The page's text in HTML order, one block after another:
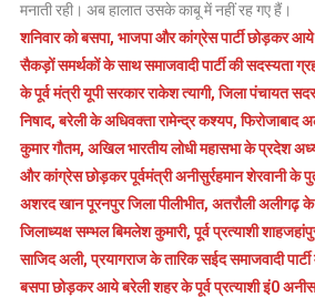
मनाती रही। अब हालात उसके काबू में नहीं रह गए हैं।
शनिवार को बसपा, भाजपा और कांग्रेस पार्टी छोड़कर
सैकड़ों समर्थकों के साथ समाजवादी पार्टी की सदस्यता
के पूर्व मंत्री यूपी सरकार राकेश त्यागी, जिला पंचायत
निषाद, बरेली के अधिवक्ता रामेन्द्र कश्यप,
कुमार गौतम, अखिल भारतीय लोधी महासभा के प्रदेश
और कांग्रेस छोड़कर पूर्वमंत्री अनीसुर्रहमान शेरवानी के
अशरद खान पूरनपुर जिला पीलीभीत, अतरौली अलीगढ़ के
जिलाध्यक्ष सम्भल बिमलेश कुमारी, पूर्व प्रत्याशी
साजिद अली, प्रयागराज के तारिक सईद समाजवादी पार्टी
बसपा छोड़कर आये बरेली शहर के पूर्व प्रत्याशी इं0